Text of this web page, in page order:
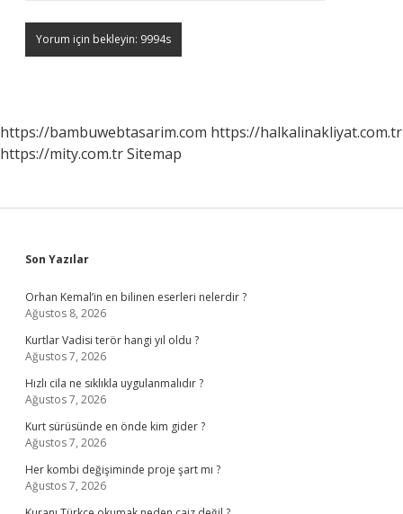
https://bambuwebtasarim.com https://halkalinakliyat.com.tr
https://mity.com.trSitemap
Sidebar
Son Yazılar
Orhan Kemal’in en bilinen eserleri nelerdir ?
Ağustos 8, 2026
Kurtlar Vadisi terör hangi yıl oldu ?
Ağustos 7, 2026
Hızlı cila ne sıklıkla uygulanmalıdır ?
Ağustos 7, 2026
Kurt sürüsünde en önde kim gider ?
Ağustos 7, 2026
Her kombi değişiminde proje şart mı ?
Ağustos 7, 2026